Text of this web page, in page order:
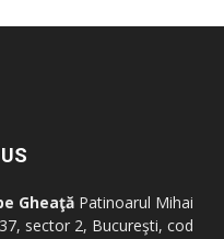
GheaţăPatinoarul Mihai
sector 2, Bucureşti, cod